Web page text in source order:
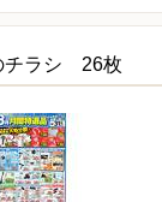
チラシ 26枚